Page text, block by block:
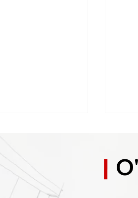
家を受け取る前
ておくべきこ
秘訣
関してプロ任せの皆
★【
のポ
家の